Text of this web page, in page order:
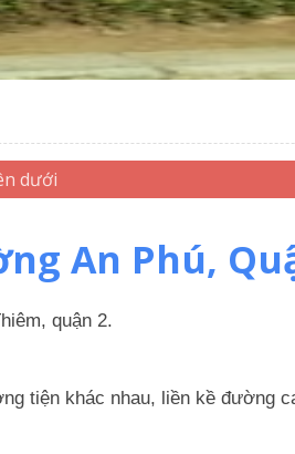
An Phú,
quận 2.
tiện khác nhau, liền kề đường